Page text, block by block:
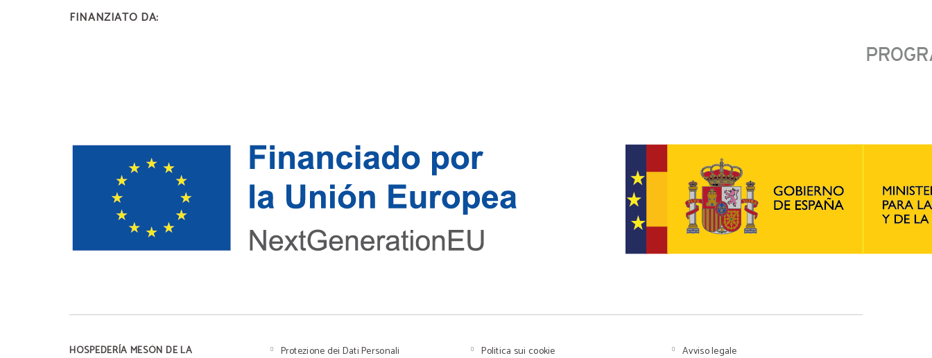
FINANZIATO DA:
HOSPEDERÍA MESÓN DE LA Protezione dei Dati Personali Politica sui cookie Avviso legale